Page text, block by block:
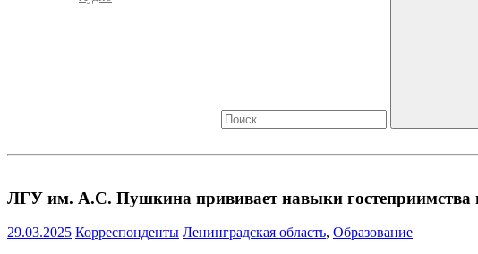
ЛГУ им. А.С. Пушкина прививает навыки гостеприимства
29.03.2025 Корреспонденты Ленинградская область, Образование